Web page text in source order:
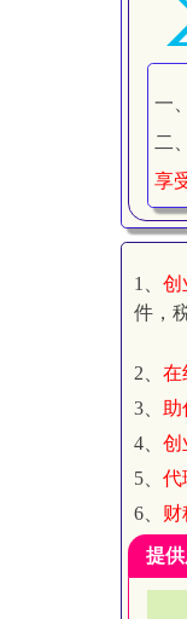
一
二
享
1、 创
件，
2、 在
3、
4、 创
5、 代
6、 财
提